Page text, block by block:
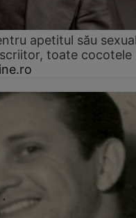
apetitul său
toate cocotele